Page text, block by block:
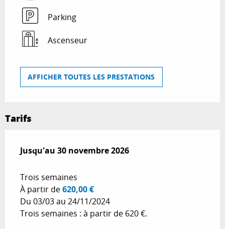
Parking
Ascenseur
AFFICHER TOUTES LES PRESTATIONS
Tarifs
Du2 mars 2026au30 novembre 2026
Jusqu'au 30 novembre 2026
Trois semaines
À partir de620,00 €
Du 03/03 au 24/11/2024
Trois semaines : à partir de 620 €.